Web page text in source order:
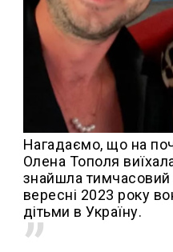
Нагадаємо, що на
Олена Тополя
знайшла тимчасовий
вересні 2023 року
дітьми в Україну.